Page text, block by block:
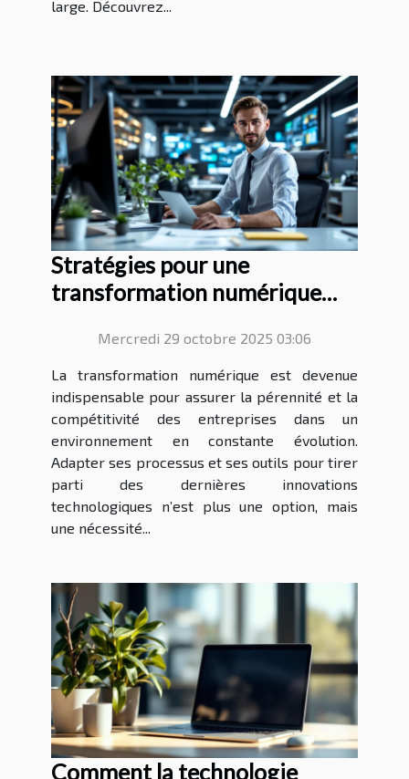
large. Découvrez...
Stratégies pour une
transformation numérique
Mercredi 29 octobre 2025 03:06
La transformation numérique est devenue
indispensable pour assurer la pérennité et la
compétitivité des entreprises dans un
environnement en constante évolution.
Adapter ses processus et ses outils pour tirer
parti des dernières innovations
technologiques n’est plus une option, mais
une nécessité...
Comment la technologie